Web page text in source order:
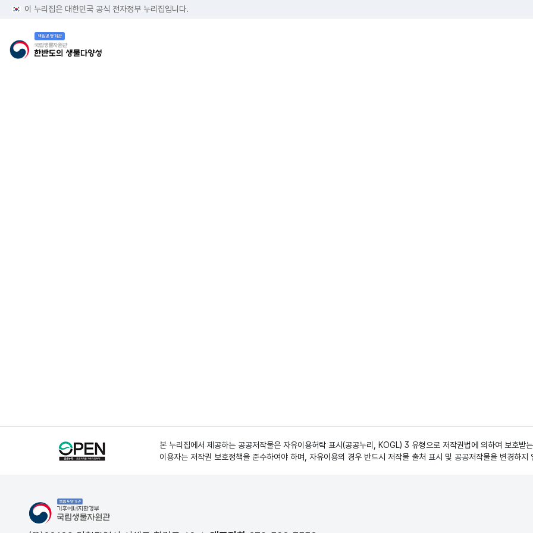
이 누리집은 대한민국 공식 전자정부 누리집입니다.
본 누리집에서 제공하는 공공저작물은 자유이용허락 표시(공공누리, KOGL) 3 유형으로 저작권법에 의하여 보호받
이용자는 저작권 보호정책을 준수하여야 하며, 자유이용의 경우 반드시 저작물 출처 표시 및 공공저작물을 변경하지